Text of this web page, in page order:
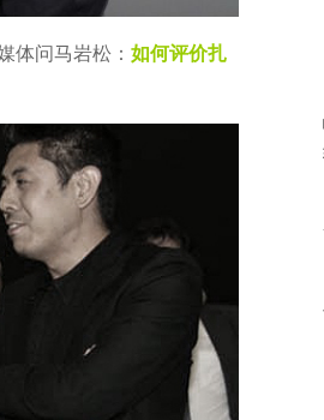
体问马岩松： 如何评价扎